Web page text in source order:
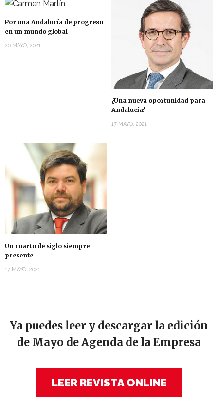
Por una Andalucía de progreso
en un mundo global
20 MAYO, 2021
¿Una nueva oportunidad para
Andalucía?
17 MAYO, 2021
Un cuarto de siglo siempre
presente
17 MAYO, 2021
Ya puedes leer y descargar la edición
de Mayo de Agenda de la Empresa
LEER REVISTA ONLINE